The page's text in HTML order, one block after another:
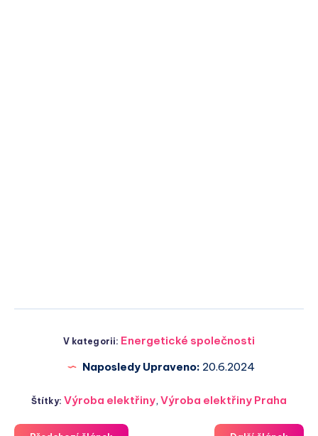
V kategorii: Energetické společnosti
Naposledy Upraveno: 20.6.2024
Štítky:Výroba elektřiny,Výroba elektřiny Praha